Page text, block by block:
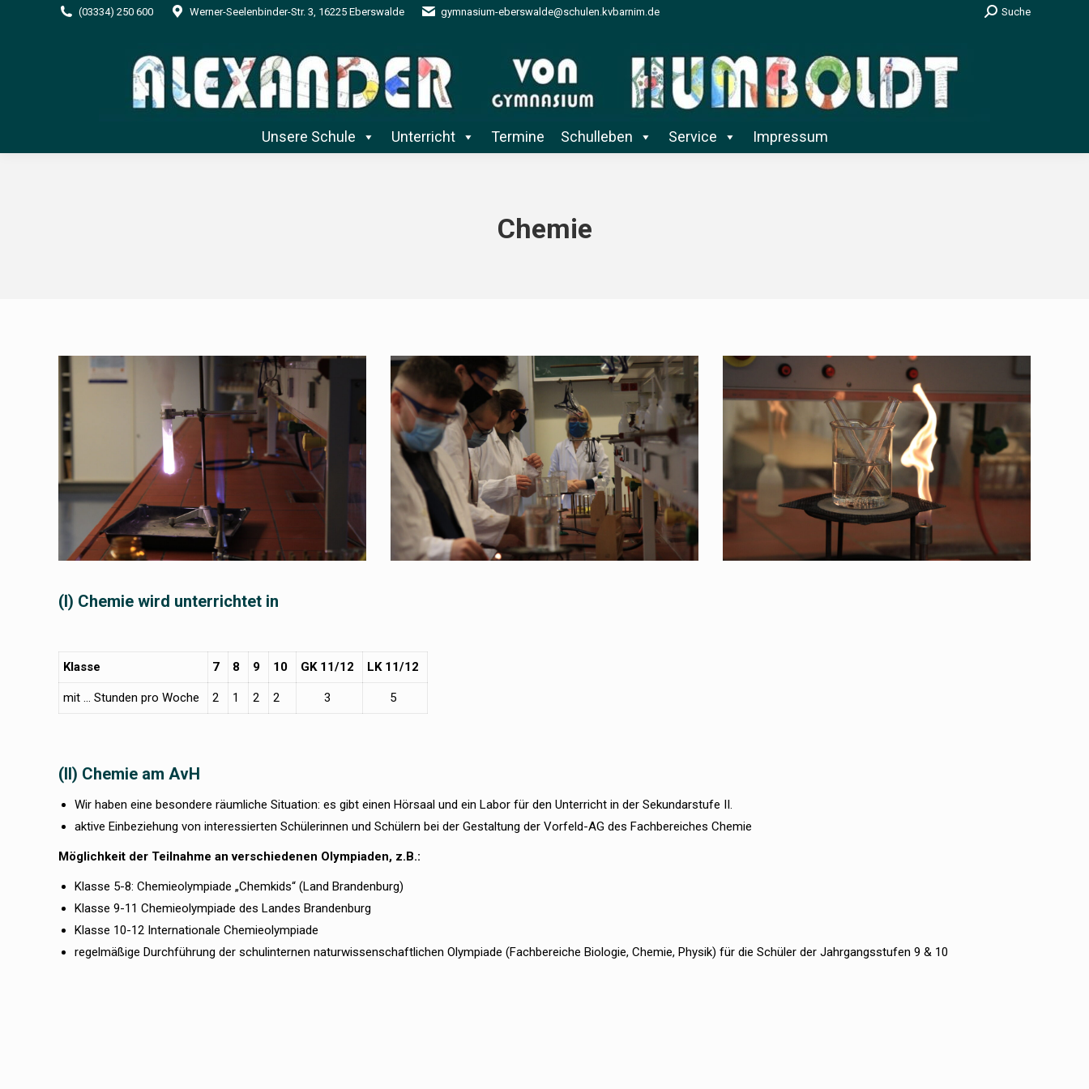
(03334) 250 600 Werner-Seelenbinder-Str. 3, 16225 Eberswalde gymnasium-eberswalde@schulen.kvbarnim.de Search:
Suche
Unsere Schule Unterricht Termine Schulleben Service Impressum
Chemie
(I) Chemie wird unterrichtet in
Klasse 7 8 9 10 GK 11/12 LK 11/12
mit … Stunden pro Woche 2 1 2 2 3 5
(II) Chemie am AvH
Wir haben eine besondere räumliche Situation: es gibt einen Hörsaal und ein Labor für den Unterricht in der Sekundarstufe II.
aktive Einbeziehung von interessierten Schülerinnen und Schülern bei der Gestaltung der Vorfeld-AG des Fachbereiches Chemie
Möglichkeit der Teilnahme an verschiedenen Olympiaden, z.B.:
Klasse 5-8: Chemieolympiade „Chemkids“ (Land Brandenburg)
Klasse 9-11 Chemieolympiade des Landes Brandenburg
Klasse 10-12 Internationale Chemieolympiade
regelmäßige Durchführung der schulinternen naturwissenschaftlichen Olympiade (Fachbereiche Biologie, Chemie, Physik) für die Schüler der Jahrgangsstufen 9 & 10
Unsere Schule Unterricht Termine Schulleben